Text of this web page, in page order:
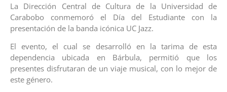
La Dirección Central de Cultura de la Universidad de
Carabobo conmemoró el Día del Estudiante con la
presentación de la banda icónica UC Jazz.
El evento, el cual se desarrolló en la tarima de esta
dependencia ubicada en Bárbula, permitió que los
presentes disfrutaran de un viaje musical, con lo mejor de
este género.